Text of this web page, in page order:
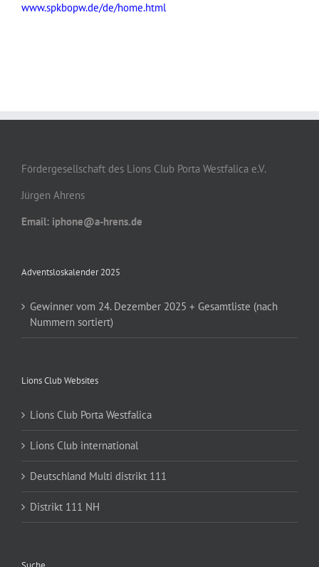
www.spkbopw.de/de/home.html
Fördergesellschaft des Lions Club Porta Westfalica e.V.
Jürgen Ahrens
Email: iphone@a-hrens.de
Adventsloskalender 2025
Gewinner vom 24. Dezember 2025 + Gesamtliste (nach
Nummern sortiert)
Lions Club Websites
Lions Club Porta Westfalica
Lions Club international
Deutschland Multi distrikt 111
Distrikt 111 NH